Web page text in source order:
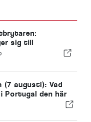
sig till
ena foten redan i
(7 augusti): Vad
Portugal den här